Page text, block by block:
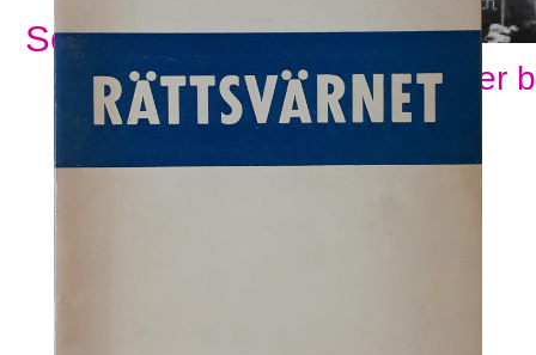
Se alla ämnesord
Visa fler